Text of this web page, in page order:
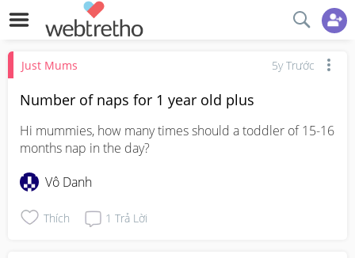
Just Mums 5y Trước
Number of naps for 1 year old plus
Hi mummies, how many times should a toddler of 15-16
months nap in the day?
Vô Danh
Thích 1 Trả Lời